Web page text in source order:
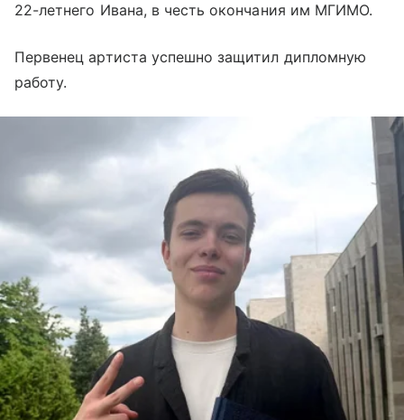
22-летнего Ивана, в честь окончания им МГИМО.
Первенец артиста успешно защитил дипломную
работу.